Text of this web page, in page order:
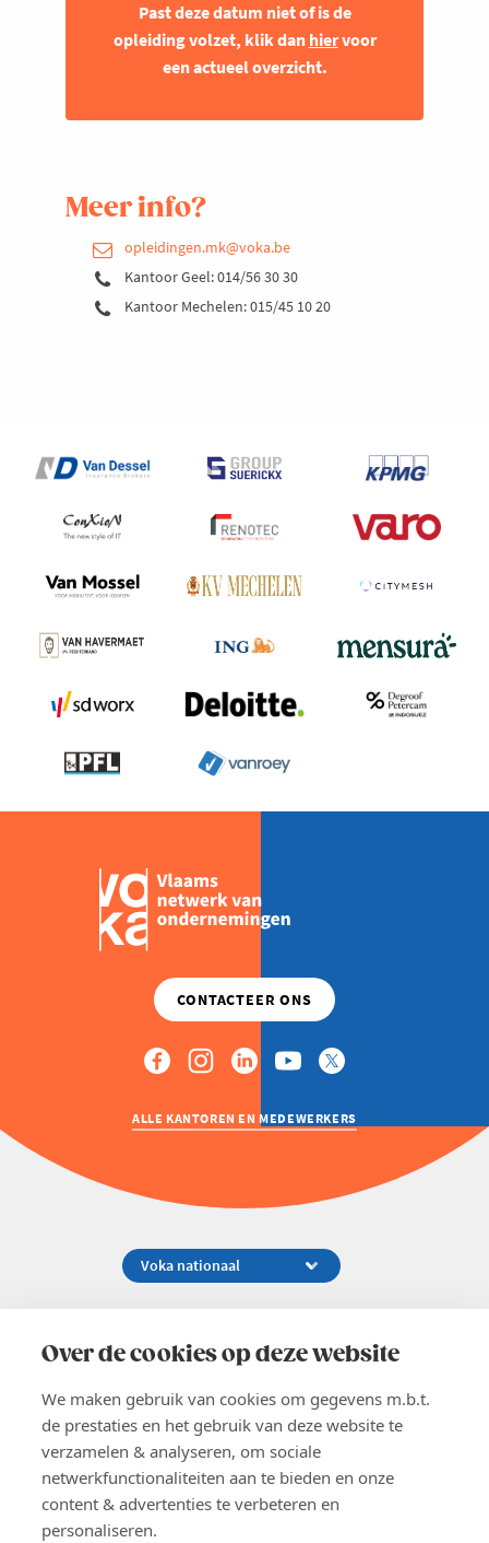
Over de cookies op deze website
We maken gebruik van cookies om gegevens m.b.t.
de prestaties en het gebruik van deze website te
verzamelen & analyseren, om sociale
netwerkfunctionaliteiten aan te bieden en onze
content & advertenties te verbeteren en
personaliseren.
Past deze datum niet of is de
opleiding volzet, klik dan hiervoor
een actueel overzicht.
Meer info?
opleidingen.mk@voka.be
Kantoor Geel: 014/56 30 30
Kantoor Mechelen: 015/45 10 20
ALLE KANTOREN EN MEDEWERKERS
02 229 81 11
EN